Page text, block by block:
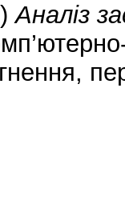
Аналіз